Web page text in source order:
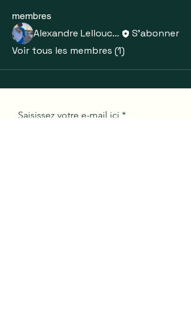
membres
Alexandre Lellouche
S'abonner
Voir tous les membres (1)
Saisissez votre e-mail ici